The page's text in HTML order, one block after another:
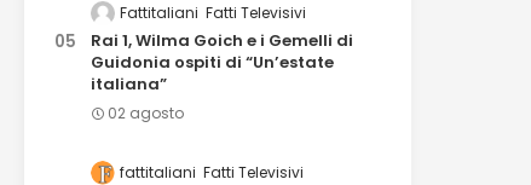
Fattitaliani Fatti Televisivi
Rai 1, Wilma Goich e i Gemelli di
Guidonia ospiti di “Un’estate
italiana”
02 agosto
fattitaliani Fatti Televisivi